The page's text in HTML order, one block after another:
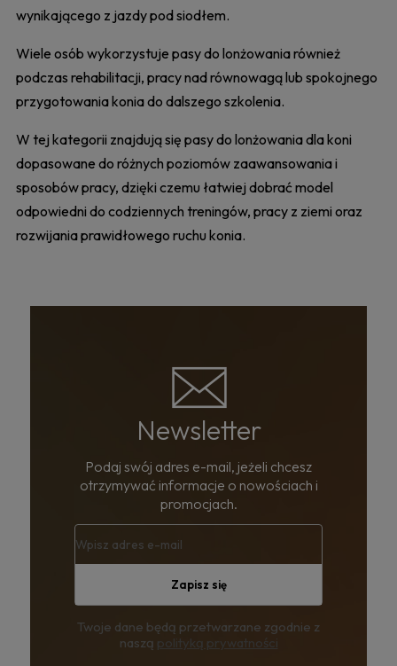
wynikającego z jazdy pod siodłem.
Wiele osób wykorzystuje pasy do lonżowania również
podczas rehabilitacji, pracy nad równowagą lub spokojnego
przygotowania konia do dalszego szkolenia.
W tej kategorii znajdują się pasy do lonżowania dla koni
dopasowane do różnych poziomów zaawansowania i
sposobów pracy, dzięki czemu łatwiej dobrać model
odpowiedni do codziennych treningów, pracy z ziemi oraz
rozwijania prawidłowego ruchu konia.
Newsletter
Podaj swój adres e-mail, jeżeli chcesz
otrzymywać informacje o nowościach i
promocjach.
Zapisz się
Twoje dane będą przetwarzane zgodnie z
naszą polityką prywatności